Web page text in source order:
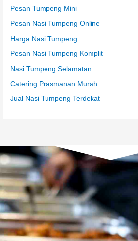
Pesan Tumpeng Mini
Pesan Nasi Tumpeng Online
Harga Nasi Tumpeng
Pesan Nasi Tumpeng Komplit
Nasi Tumpeng Selamatan
Catering Prasmanan Murah
Jual Nasi Tumpeng Terdekat